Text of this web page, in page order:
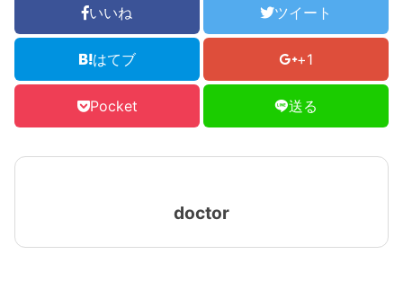
いいね ツイート
はてブ +1
Pocket 送る
doctor